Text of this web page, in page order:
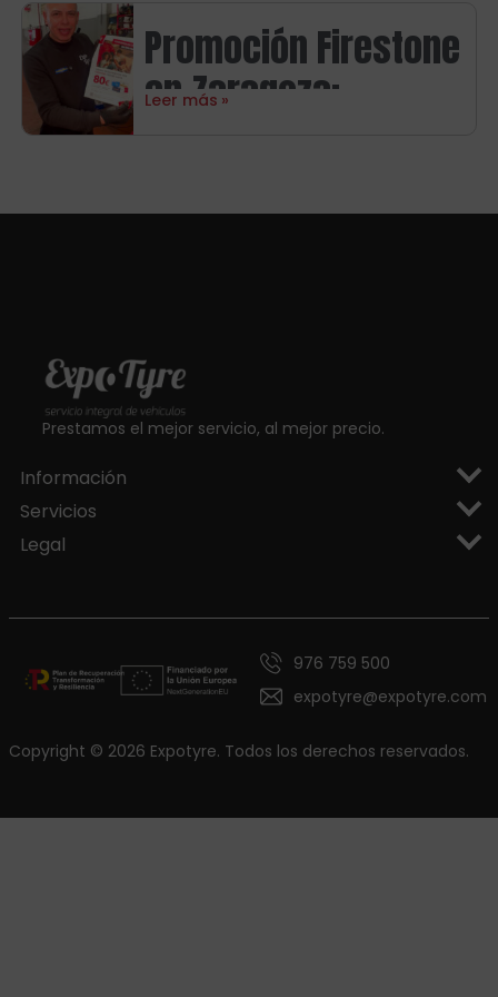
promoción Goodyear
en Zaragoza con
hasta 120€ de
Promoción Firestone
en Zaragoza:
Leer más
Prestamos el mejor servicio, al mejor precio.
Información
Servicios
Legal
976 759 500
expotyre@expotyre.com
Copyright © 2026 Expotyre. Todos los derechos reservados.